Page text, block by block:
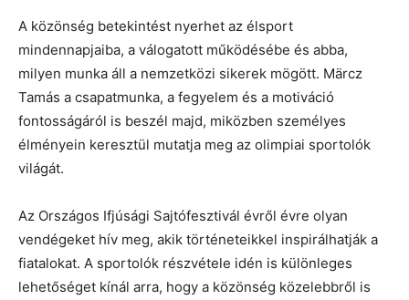
A közönség betekintést nyerhet az élsport
mindennapjaiba, a válogatott működésébe és abba,
milyen munka áll a nemzetközi sikerek mögött. Märcz
Tamás a csapatmunka, a fegyelem és a motiváció
fontosságáról is beszél majd, miközben személyes
élményein keresztül mutatja meg az olimpiai sportolók
világát.
Az Országos Ifjúsági Sajtófesztivál évről évre olyan
vendégeket hív meg, akik történeteikkel inspirálhatják a
fiatalokat. A sportolók részvétele idén is különleges
lehetőséget kínál arra, hogy a közönség közelebbről is